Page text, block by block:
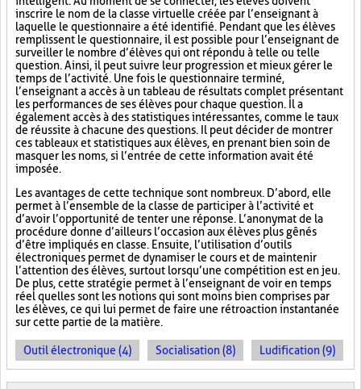
inscrire le nom de la classe virtuelle créée par l’enseignant à
laquelle le questionnaire a été identifié. Pendant que les élèves
remplissent le questionnaire, il est possible pour l’enseignant de
surveiller le nombre d’élèves qui ont répondu à telle ou telle
question. Ainsi, il peut suivre leur progression et mieux gérer le
temps de l’activité. Une fois le questionnaire terminé,
l’enseignant a accès à un tableau de résultats complet présentant
les performances de ses élèves pour chaque question. Il a
également accès à des statistiques intéressantes, comme le taux
de réussite à chacune des questions. Il peut décider de montrer
ces tableaux et statistiques aux élèves, en prenant bien soin de
masquer les noms, si l’entrée de cette information avait été
imposée.
Les avantages de cette technique sont nombreux. D’abord, elle
permet à l’ensemble de la classe de participer à l’activité et
d’avoir l’opportunité de tenter une réponse. L’anonymat de la
procédure donne d’ailleurs l’occasion aux élèves plus gênés
d’être impliqués en classe. Ensuite, l’utilisation d’outils
électroniques permet de dynamiser le cours et de maintenir
l’attention des élèves, surtout lorsqu’une compétition est en jeu.
De plus, cette stratégie permet à l’enseignant de voir en temps
réel quelles sont les notions qui sont moins bien comprises par
les élèves, ce qui lui permet de faire une rétroaction instantanée
sur cette partie de la matière.
Outil électronique (4) Socialisation (8) Ludification (9)